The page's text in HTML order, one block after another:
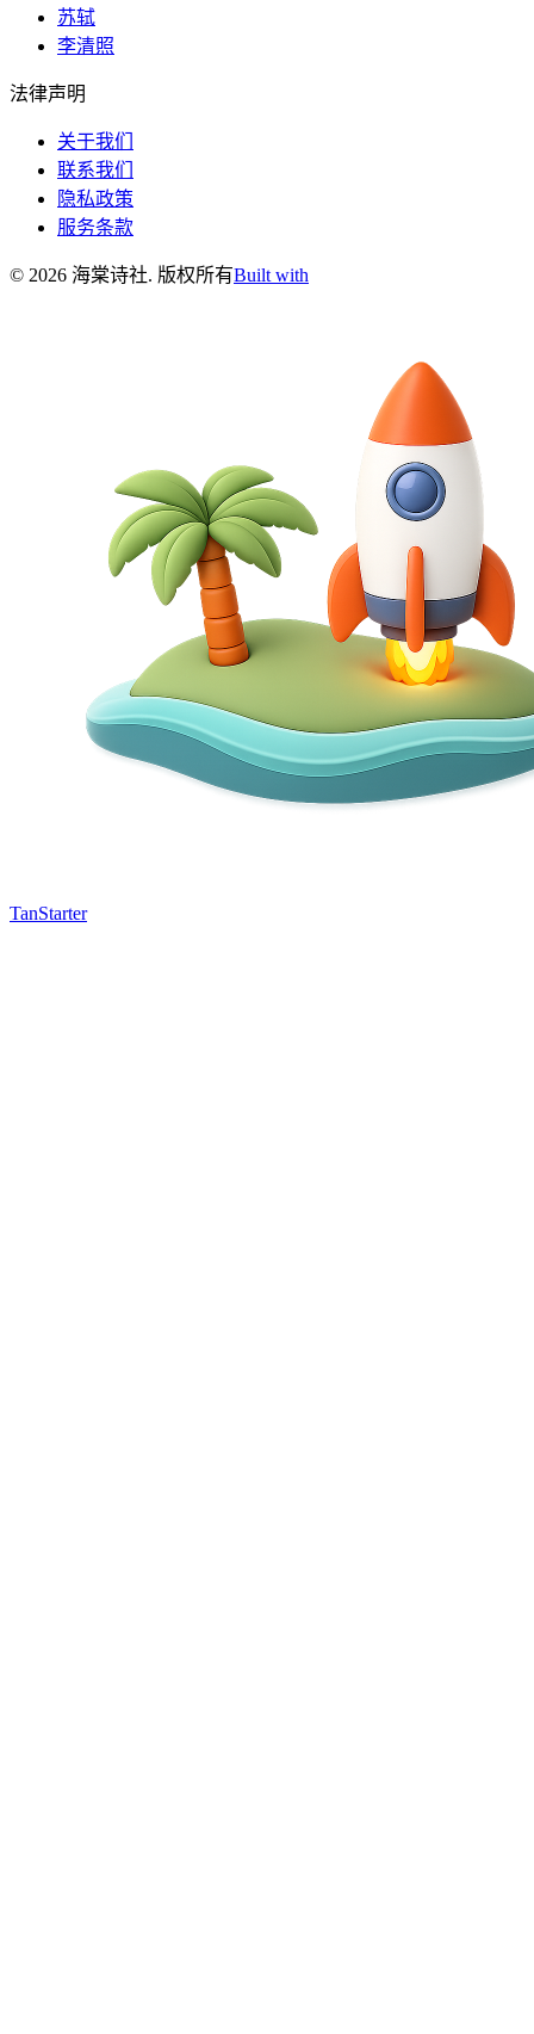
苏轼
李清照
法律声明
关于我们
联系我们
隐私政策
服务条款
© 2026 海棠诗社. 版权所有Built with
TanStarter